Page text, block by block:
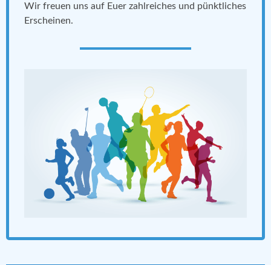
Wir freuen uns auf Euer zahlreiches und pünktliches
Erscheinen.